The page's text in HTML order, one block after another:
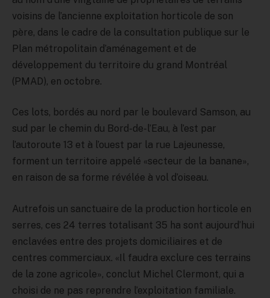
voisins de l’ancienne exploitation horticole de son
père, dans le cadre de la consultation publique sur le
Plan métropolitain d’aménagement et de
développement du territoire du grand Montréal
(PMAD), en octobre.
Ces lots, bordés au nord par le boulevard Samson, au
sud par le chemin du Bord-de-l’Eau, à l’est par
l’autoroute 13 et à l’ouest par la rue Lajeunesse,
forment un territoire appelé «secteur de la banane»,
en raison de sa forme révélée à vol d’oiseau.
Autrefois un sanctuaire de la production horticole en
serres, ces 24 terres totalisant 35 ha sont aujourd’hui
enclavées entre des projets domiciliaires et de
centres commerciaux. «Il faudra exclure ces terrains
de la zone agricole», conclut Michel Clermont, qui a
choisi de ne pas reprendre l’exploitation familiale.